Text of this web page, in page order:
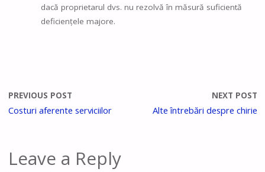
dacă proprietarul dvs. nu rezolvă în măsură suficientă
deficiențele majore.
PREVIOUS POST
Costuri aferente serviciilor
NEXT POST
Alte întrebări despre chirie
Leave a Reply